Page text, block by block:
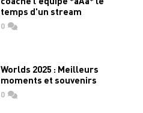
temps d'un stream
0commentaires
Worlds 2025 : Meilleurs
moments et souvenirs
0commentaires